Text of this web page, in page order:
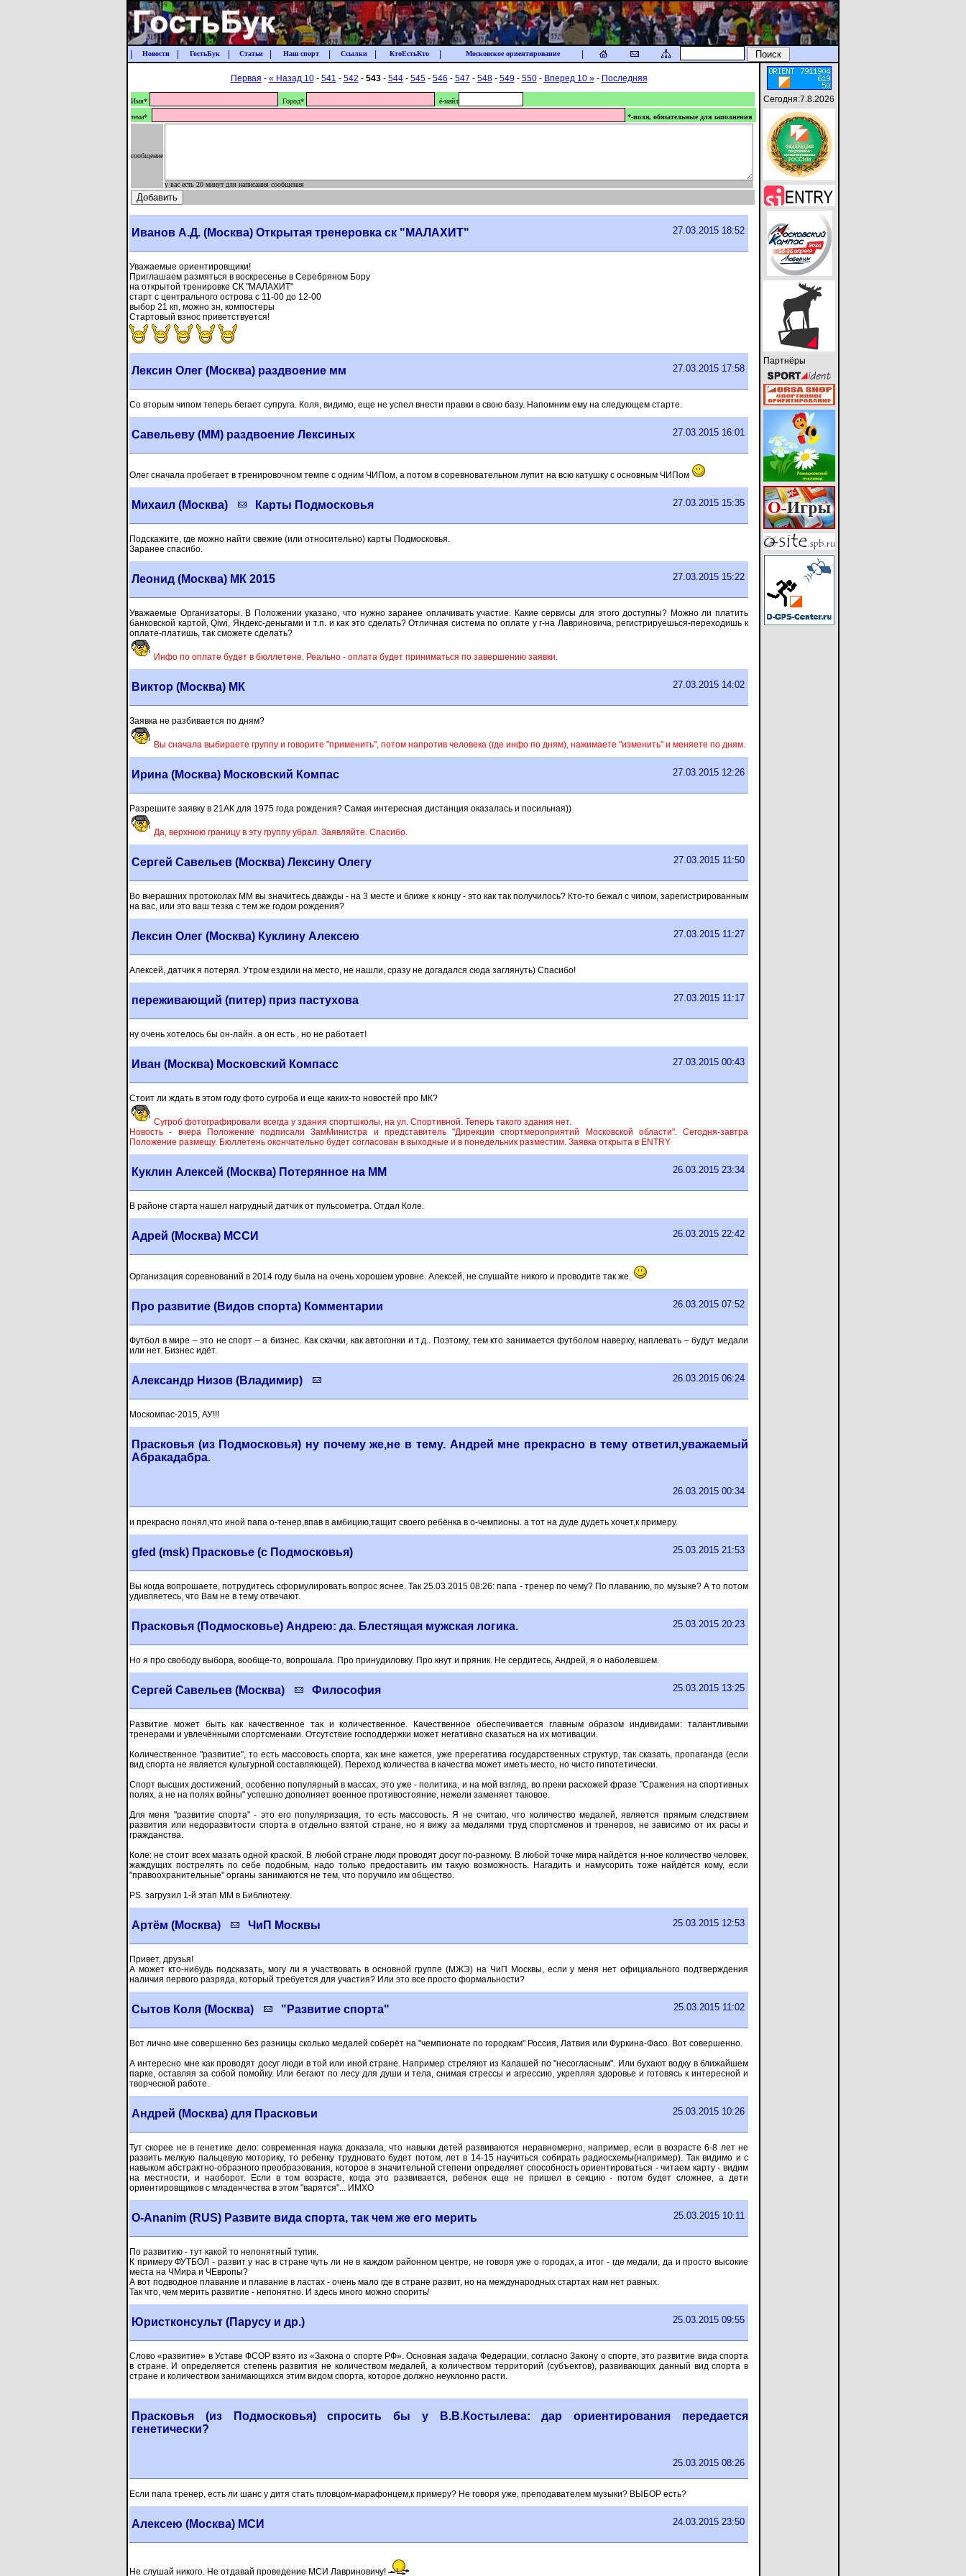
Новости ГостьБук Статьи Наш спорт Ссылки КтоЕстьКто Московское ориентирование
Первая - « Назад 10- 541 - 542 - 543- 544- 545- 546 - 547 - 548- 549- 550- Вперед 10 »- Последняя
Имя* Город*
ё-майл
тема*
*-поля, обязательные для заполнения
сообщение
у вас есть 20 минут для написания сообщения
Иванов А.Д. (Москва) Открытая тренеровка ск "МАЛАХИТ" 27.03.2015 18:52
Уважаемые ориентировщики!
Приглашаем размяться в воскресенье в Серебряном Бору
на открытой тренировке СК "МАЛАХИТ"
старт с центрального острова с 11-00 до 12-00
выбор 21 кп, можно зн, компостеры
Стартовый взнос приветствуется!
Лексин Олег (Москва) раздвоение мм 27.03.2015 17:58
Со вторым чипом теперь бегает супруга. Коля, видимо, еще не успел внести правки в свою базу. Напомним ему на следующем старте.
Савельеву (ММ) раздвоение Лексиных 27.03.2015 16:01
Олег сначала пробегает в тренировочном темпе с одним ЧИПом, а потом в соревновательном лупит на всю катушку с основным ЧИПом
Михаил (Москва) Карты Подмосковья 27.03.2015 15:35
Подскажите, где можно найти свежие (или относительно) карты Подмосковья.
Заранее спасибо.
Леонид (Москва) МК 2015 27.03.2015 15:22
Уважаемые Организаторы. В Положении указано, что нужно заранее оплачивать участие. Какие сервисы для этого доступны? Можно ли платить
банковской картой, Qiwi, Яндекс-деньгами и т.п. и как это сделать? Отличная система по оплате у г-на Лавриновича, регистрируешься-переходишь к
оплате-платишь, так сможете сделать?
Инфо по оплате будет в бюллетене. Реально - оплата будет приниматься по завершению заявки.
Виктор (Москва) МК 27.03.2015 14:02
Заявка не разбивается по дням?
Вы сначала выбираете группу и говорите "применить", потом напротив человека (где инфо по дням), нажимаете "изменить" и меняете по дням.
Ирина (Москва) Московский Компас 27.03.2015 12:26
Разрешите заявку в 21АК для 1975 года рождения? Самая интересная дистанция оказалась и посильная))
Да, верхнюю границу в эту группу убрал. Заявляйте. Спасибо.
Сергей Савельев (Москва) Лексину Олегу 27.03.2015 11:50
Во вчерашних протоколах ММ вы значитесь дважды - на 3 месте и ближе к концу - это как так получилось? Кто-то бежал с чипом, зарегистрированным
на вас, или это ваш тезка с тем же годом рождения?
Лексин Олег (Москва) Куклину Алексею 27.03.2015 11:27
Алексей, датчик я потерял. Утром ездили на место, не нашли, сразу не догадался сюда заглянуть) Спасибо!
переживающий (питер) приз пастухова 27.03.2015 11:17
ну очень хотелось бы он-лайн. а он есть , но не работает!
Иван (Москва) Московский Компасс 27.03.2015 00:43
Стоит ли ждать в этом году фото сугроба и еще каких-то новостей про МК?
Сугроб фотографировали всегда у здания спортшколы, на ул. Спортивной. Теперь такого здания нет.
Новость - вчера Положение подписали ЗамМинистра и представитель "Дирекции спортмероприятий Московской области". Сегодня-завтра
Положение размещу. Бюллетень окончательно будет согласован в выходные и в понедельник разместим. Заявка открыта в ENTRY
Куклин Алексей (Москва) Потерянное на ММ 26.03.2015 23:34
В районе старта нашел нагрудный датчик от пульсометра. Отдал Коле.
Адрей (Москва) МССИ 26.03.2015 22:42
Организация соревнований в 2014 году была на очень хорошем уровне. Алексей, не слушайте никого и проводите так же.
Про развитие (Видов спорта) Комментарии 26.03.2015 07:52
Футбол в мире – это не спорт – а бизнес. Как скачки, как автогонки и т.д.. Поэтому, тем кто занимается футболом наверху, наплевать – будут медали
или нет. Бизнес идёт.
Александр Низов (Владимир) 26.03.2015 06:24
Москомпас-2015, АУ!!!
Прасковья (из Подмосковья) ну почему же,не в тему. Андрей мне прекрасно в тему ответил,уважаемый
Абракадабра.
26.03.2015 00:34
и прекрасно понял,что иной папа о-тенер,впав в амбицию,тащит своего ребёнка в о-чемпионы. а тот на дуде дудеть хочет,к примеру.
gfed (msk) Прасковье (с Подмосковья) 25.03.2015 21:53
Вы когда вопрошаете, потрудитесь сформулировать вопрос яснее. Так 25.03.2015 08:26: папа - тренер по чему? По плаванию, по музыке? А то потом
удивляетесь, что Вам не в тему отвечают.
Прасковья (Подмосковье) Андрею: да. Блестящая мужская логика. 25.03.2015 20:23
Но я про свободу выбора, вообще-то, вопрошала. Про принудиловку. Про кнут и пряник. Не сердитесь, Андрей, я о наболевшем.
Сергей Савельев (Москва) Философия 25.03.2015 13:25
Развитие может быть как качественное так и количественное. Качественное обеспечивается главным образом индивидами: талантливыми
тренерами и увлечёнными спортсменами. Отсутствие господдержки может негативно сказаться на их мотивации.
Количественное "развитие", то есть массовость спорта, как мне кажется, уже пререгатива государственных структур, так сказать, пропаганда (если
вид спорта не является культурной составляющей). Переход количества в качества может иметь место, но чисто гипотетически.
Спорт высших достижений, особенно популярный в массах, это уже - политика, и на мой взгляд, во преки расхожей фразе "Сражения на спортивных
полях, а не на полях войны" успешно дополняет военное противостояние, нежели заменяет таковое.
Для меня "развитие спорта" - это его популяризация, то есть массовость. Я не считаю, что количество медалей, является прямым следствием
развития или недоразвитости спорта в отдельно взятой стране, но я вижу за медалями труд спортсменов и тренеров, не зависимо от их расы и
гражданства.
Коле: не стоит всех мазать одной краской. В любой стране люди проводят досуг по-разному. В любой точке мира найдётся н-ное количество человек,
жаждущих пострелять по себе подобным, надо только предоставить им такую возможность. Нагадить и намусорить тоже найдётся кому, если
"правоохранительные" органы занимаются не тем, что поручило им общество.
PS. загрузил 1-й этап ММ в Библиотеку.
Артём (Москва) ЧиП Москвы 25.03.2015 12:53
Привет, друзья!
А может кто-нибудь подсказать, могу ли я участвовать в основной группе (МЖЭ) на ЧиП Москвы, если у меня нет официального подтверждения
наличия первого разряда, который требуется для участия? Или это все просто формальности?
Сытов Коля (Москва) "Развитие спорта" 25.03.2015 11:02
Вот лично мне совершенно без разницы сколько медалей соберёт на "чемпионате по городкам" Россия, Латвия или Фуркина-Фасо. Вот совершенно.
А интересно мне как проводят досуг люди в той или иной стране. Например стреляют из Калашей по "несогласным". Или бухают водку в ближайшем
парке, оставляя за собой помойку. Или бегают по лесу для души и тела, снимая стрессы и агрессию, укрепляя здоровье и готовясь к интересной и
творческой работе.
Андрей (Москва) для Прасковьи 25.03.2015 10:26
Тут скорее не в генетике дело: современная наука доказала, что навыки детей развиваются неравномерно, например, если в возрасте 6-8 лет не
развить мелкую пальцевую моторику, то ребенку трудновато будет потом, лет в 14-15 научиться собирать радиосхемы(например). Так видимо и с
навыком абстрактно-образного преобразования, которое в значительной степени определяет способность ориентироваться - читаем карту - видим
на местности, и наоборот. Если в том возрасте, когда это развивается, ребенок еще не пришел в секцию - потом будет сложнее, а дети
ориентировщиков с младенчества в этом "варятся"... ИМХО
О-Ananim (RUS) Развите вида спорта, так чем же его мерить 25.03.2015 10:11
По развитию - тут какой то непонятный тупик.
К примеру ФУТБОЛ - развит у нас в стране чуть ли не в каждом районном центре, не говоря уже о городах, а итог - где медали, да и просто высокие
места на ЧМира и ЧЕвропы?
А вот подводное плавание и плавание в ластах - очень мало где в стране развит, но на международных стартах нам нет равных.
Так что, чем мерить развитие - непонятно. И здесь много можно спорить/
Юристконсульт (Парусу и др.) 25.03.2015 09:55
Слово «развитие» в Уставе ФСОР взято из «Закона о спорте РФ». Основная задача Федерации, согласно Закону о спорте, это развитие вида спорта
в стране. И определяется степень развития не количеством медалей, а количеством территорий (субъектов), развивающих данный вид спорта в
стране и количеством занимающихся этим видом спорта, которое должно неуклонно расти.
Прасковья (из Подмосковья) спросить бы у В.В.Костылева: дар ориентирования передается
генетически?
25.03.2015 08:26
Если папа тренер, есть ли шанс у дитя стать пловцом-марафонцем,к примеру? Не говоря уже, преподавателем музыки? ВЫБОР есть?
Алексею (Москва) МСИ 24.03.2015 23:50
Не слушай никого. Не отдавай проведение МСИ Лавриновичу!
Сегодня:7.8.2026
Партнёры